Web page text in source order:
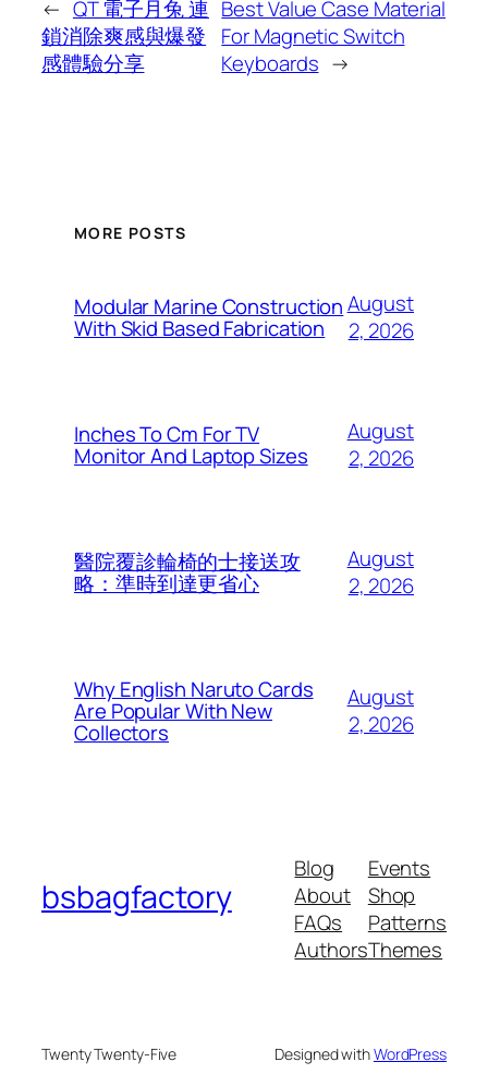
← QT 電子月兔 連
鎖消除爽感與爆發
感體驗分享
Best Value Case Material
For Magnetic Switch
Keyboards →
MORE POSTS
Modular Marine Construction
With Skid Based Fabrication
August
2, 2026
Inches To Cm For TV
Monitor And Laptop Sizes
August
2, 2026
醫院覆診輪椅的士接送攻
略：準時到達更省心
August
2, 2026
Why English Naruto Cards
Are Popular With New
Collectors
August
2, 2026
bsbagfactory
Blog
About
FAQs
Authors
Events
Shop
Patterns
Themes
Twenty Twenty-Five Designed withWordPress